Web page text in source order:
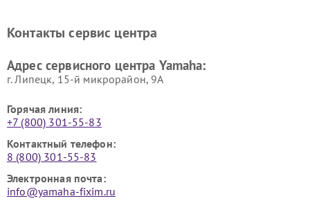
Yamaha
Yamaha
Контакты сервис центра
Адрес сервисного центра Yamaha:
г. Липецк, 15-й микрорайон, 9А
Горячая линия:
+7 (800) 301-55-83
Контактный телефон:
8 (800) 301-55-83
Электронная почта:
info@yamaha-fixim.ru